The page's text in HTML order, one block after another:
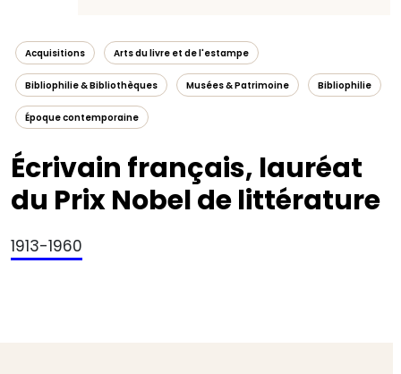
Acquisitions Arts du livre et de l'estampe
Bibliophilie & Bibliothèques Musées & Patrimoine Bibliophilie
Époque contemporaine
Écrivain français, lauréat
du Prix Nobel de littérature
1913-1960